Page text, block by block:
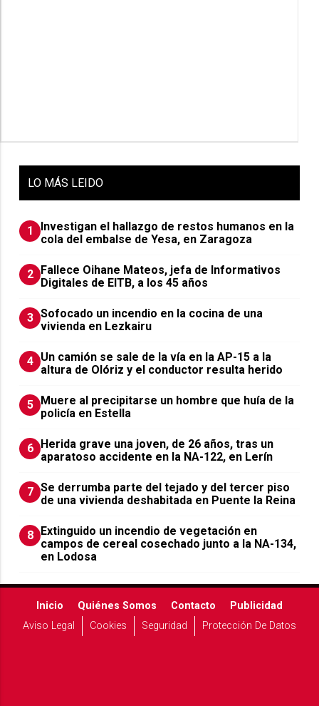
LO MÁS LEIDO
1
Investigan el hallazgo de restos humanos en la
cola del embalse de Yesa, en Zaragoza
2 Fallece Oihane Mateos, jefa de Informativos
Digitales de EITB, a los 45 años
3 Sofocado un incendio en la cocina de una
vivienda en Lezkairu
4 Un camión se sale de la vía en la AP-15 a la
altura de Olóriz y el conductor resulta herido
5 Muere al precipitarse un hombre que huía de la
policía en Estella
6 Herida grave una joven, de 26 años, tras un
aparatoso accidente en la NA-122, en Lerín
7 Se derrumba parte del tejado y del tercer piso
de una vivienda deshabitada en Puente la Reina
8 Extinguido un incendio de vegetación en
campos de cereal cosechado junto a la NA-134,
en Lodosa
Inicio Quiénes Somos Contacto
Publicidad
Aviso Legal
Cookies Seguridad Protección De Datos